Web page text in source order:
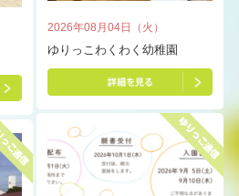
2026年08月04日（火）
ゆりっこわくわく幼稚園